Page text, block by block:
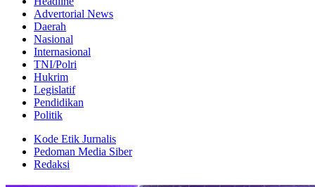
Advertorial News
Daerah
Nasional
Internasional
TNI/Polri
Hukrim
Legislatif
Pendidikan
Politik
Kode Etik Jurnalis
Pedoman Media Siber
Redaksi